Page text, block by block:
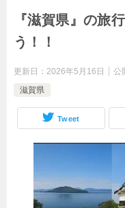
『滋賀県』の旅
う！！
更新日： 2026年5月16日 公
滋賀県
Tweet